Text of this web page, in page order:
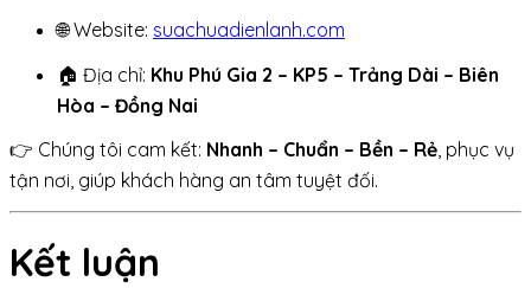
🌐 Website: suachuadienlanh.com
🏠 Địa chỉ: Khu Phú Gia 2 – KP5 – Trảng Dài – Biên
Hòa – Đồng Nai
👉 Chúng tôi cam kết: Nhanh – Chuẩn – Bền – Rẻ , phục vụ
tận nơi, giúp khách hàng an tâm tuyệt đối.
Kết luận